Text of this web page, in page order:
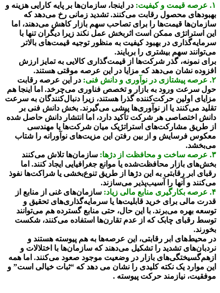
۱. عرصه قیمت و کیفیت:
در اینجا، سازمان‌ها بر پایه کارایی هزینه و
بهبودهای محصول رقابت می‌کنند. تشدید زمانی رخ می‌دهد که
سازمان‌ها قیمت‌ها را برای تصاحب سهم بازار کاهش می‌دهند، اما
این استراتژی ممکن است اثربخش عمل نکند زیرا دیگران تنها با
سرمایه‌گذاری در بهبود کیفیت به منظور توجیه قیمت‌های بالاتر
می‌توانند سهم بیشتری را بربایند.
برای نمونه، گذر شرکت‌ها از قیمت‌گذاری کالایی به تمایز ارزش
افزوده نشان می‌دهد که مزایا در این عرصه موقتی هستند.
۲. عرصه پیشتازی در نوآوری و دانش فنی:
در این عرصه رقابت
حول سرعت ورود به بازار و تخصص فناوری می‌چرخد. اما اینجا هم
مزایای اولین حرکت‌کننده گذرا هستند، زیرا دنبال‌کنندگان به سرعت
تقلید می‌کنند یا از نوآوری‌ها پیشی می‌گیرند. بخش دانش فنی بر
دانش اختصاصی هر شرکت تأکید دارد، اما انتشار دانش حاصل شده
از طریق مشارکت‌های استراتژیک میان شرکت‌ها یا مهندسی
معکوس فرسایش و از بین رفتن این مزیت‌های نوآورانه را شتاب
می‌بخشد.
۳. عرصه ساخت و محافظت از دژها:
سازمان‌ها تلاش می‌کنند
بخش‌های بازار محافظت‌شده یا موانع جغرافیایی ایجاد کنند. اما
رقبای ابر رقابتی به این دژها از طریق تنوع‌بخشی یا شراکت‌ها نفوذ
می‌کنند و آنها را آسیب‌پذیر می‌سازند.
۴. عرصه بکارگیری منابع مالی زیاد:
سازمان‌های غنی از منابع از
قدرت مالی برای خرید قابلیت‌ها یا سرمایه‌گذاری‌های تحقیق و
توسعه بهره می‌برند. با این حال، حتی منابع گسترده هم می‌توانند
توسط رقبای چابک که از عدم تقارن‌ها استفاده می‌کنند، شکست
بخورند.
در محیط‌های ابر رقابتی، این عرصه‌ها به هم پیوسته هستند و
نردبان‌های تشدید را تشکیل می‌دهند که سازمان‌ها با اختلالات و
ازهم‌گسیختگی‌های بازار در وضعیت موجود صعود می‌کنند. اما همه
این موارد یک نکته کلیدی را نشان می دهد که “ثبات خیالی است” و
موفقیت، نیازمند حرکت پیوسته .